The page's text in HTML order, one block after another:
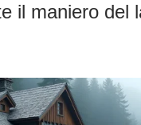
il maniero del